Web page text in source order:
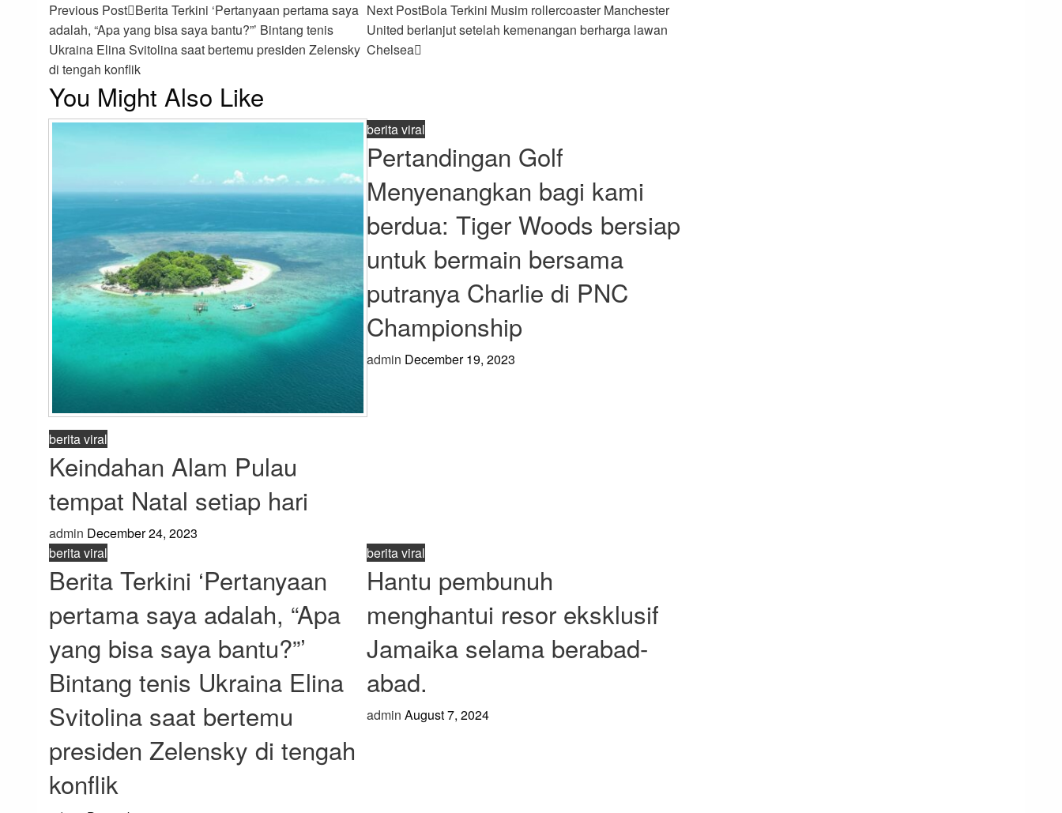
Previous Post Berita Terkini ‘Pertanyaan pertama saya
adalah, “Apa yang bisa saya bantu?”’ Bintang tenis
Ukraina Elina Svitolina saat bertemu presiden Zelensky
di tengah konflik
Next PostBola Terkini Musim rollercoaster Manchester
United berlanjut setelah kemenangan berharga lawan
Chelsea
You Might Also Like
berita viral
Keindahan Alam Pulau
tempat Natal setiap hari
admin December 24, 2023
berita viral
Pertandingan Golf
Menyenangkan bagi kami
berdua: Tiger Woods bersiap
untuk bermain bersama
putranya Charlie di PNC
Championship
admin December 19, 2023
berita viral
Berita Terkini ‘Pertanyaan
pertama saya adalah, “Apa
yang bisa saya bantu?”’
Bintang tenis Ukraina Elina
Svitolina saat bertemu
presiden Zelensky di tengah
konflik
berita viral
Hantu pembunuh
menghantui resor eksklusif
Jamaika selama berabad-
abad.
admin August 7, 2024